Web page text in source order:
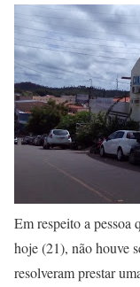
Em respeito a pessoa
hoje (21), não houve
resolveram prestar